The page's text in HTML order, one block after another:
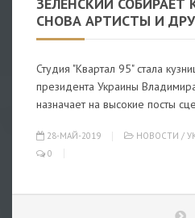
ЗЕЛЕНСКИЙ СОБИРАЕТ
СНОВА АРТИСТЫ И
Студия "Квартал 95" стала
президента Украины
назначает на высокие посты
28-МАЙ-2019 НОВОСТИ /
0